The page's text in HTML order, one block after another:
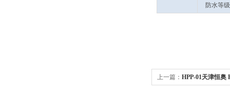
防水等级
上一篇： HPP-01天津恒奥